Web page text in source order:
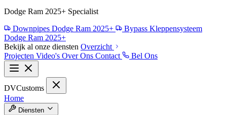
Dodge Ram 2025+ Specialist
Downpipes Dodge Ram 2025+
Bypass Kleppensysteem
Dodge Ram 2025+
Bekijk al onze diensten Overzicht
Projecten Video's Over Ons Contact Bel Ons
DVCustoms
Home
Diensten